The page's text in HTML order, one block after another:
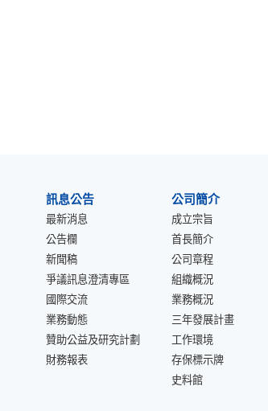
訊息公告
最新消息
公告欄
新聞稿
爭議訊息澄清專區
國際交流
業務動態
贊助公益及研究計劃
財務報表
公司簡介
成立宗旨
首長簡介
公司章程
組織概況
業務概況
三年發展計畫
工作環境
存保標示牌
史料館